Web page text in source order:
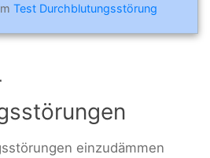
Test Durchblutungsstörung
einzudämmen